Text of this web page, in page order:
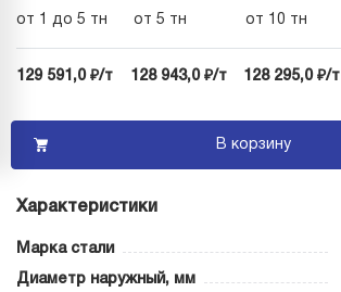
от 1 до 5 тн от 5 тн от 10 тн
129 591,0 ₽/т 128 943,0 ₽/т 128 295,0 ₽/т
В корзину
Характеристики
Марка стали
Диаметр наружный, мм